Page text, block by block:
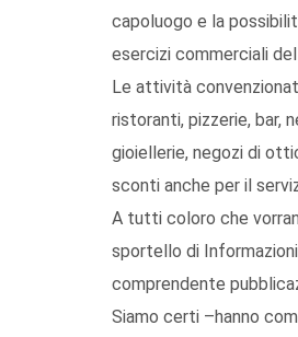
capoluogo e la
esercizi commerciali
Le attività
ristoranti, pizzerie, bar,
gioiellerie, negozi di
sconti anche per il
A tutti coloro che
sportello di
comprendente
Siamo certi –hanno